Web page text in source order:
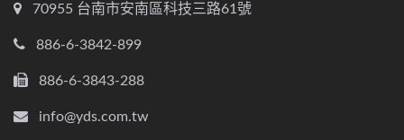
70955 台南市安南區科技三路61號
886-6-3842-899
886-6-3843-288
info@yds.com.tw